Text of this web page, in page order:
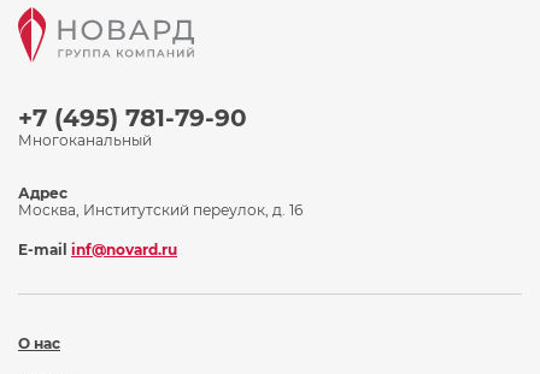
+7 (495) 781-79-90
Многоканальный
О нас
Адрес
Москва, Институтский переулок, д. 16
E-mail inf@novard.ru